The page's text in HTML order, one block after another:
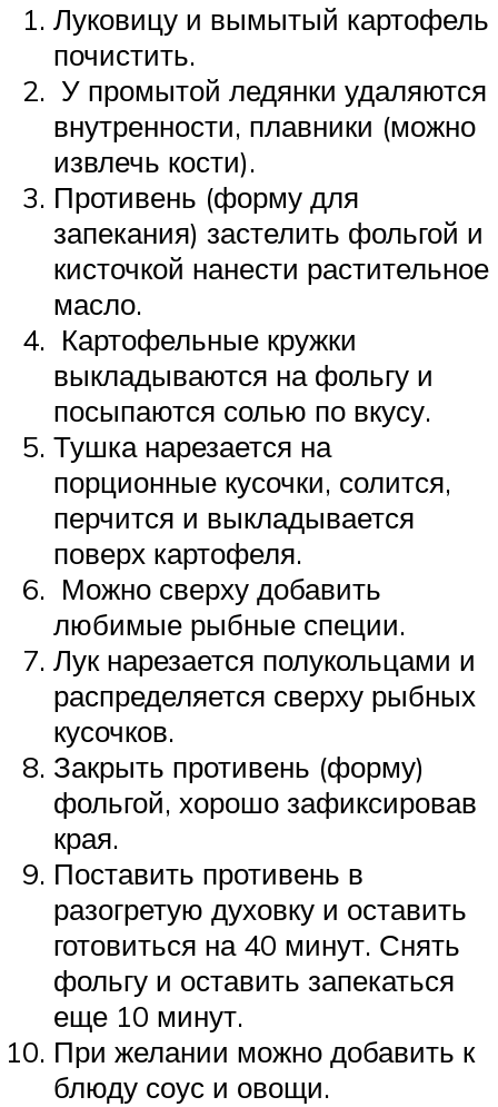
Луковицу и вымытый картофель
почистить.
У промытой ледянки удаляются
внутренности, плавники (можно
извлечь кости).
Противень (форму для
запекания) застелить фольгой и
кисточкой нанести растительное
масло.
Картофельные кружки
выкладываются на фольгу и
посыпаются солью по вкусу.
Тушка нарезается на
порционные кусочки, солится,
перчится и выкладывается
поверх картофеля.
Можно сверху добавить
любимые рыбные специи.
Лук нарезается полукольцами и
распределяется сверху рыбных
кусочков.
Закрыть противень (форму)
фольгой, хорошо зафиксировав
края.
Поставить противень в
разогретую духовку и оставить
готовиться на 40 минут. Снять
фольгу и оставить запекаться
еще 10 минут.
При желании можно добавить к
блюду соус и овощи.